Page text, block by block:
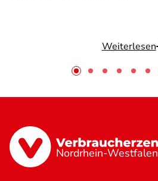
Weiterlesen
Nordrhein-Westfalen